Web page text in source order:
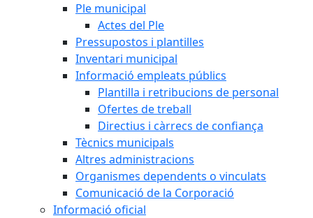
Ple municipal
Actes del Ple
Pressupostos i plantilles
Inventari municipal
Informació empleats públics
Plantilla i retribucions de personal
Ofertes de treball
Directius i càrrecs de confiança
Tècnics municipals
Altres administracions
Organismes dependents o vinculats
Comunicació de la Corporació
Informació oficial